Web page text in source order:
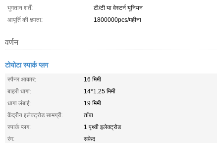
भुगतान शर्तें:
टी/टी या वेस्टर्न यूनियन
आपूर्ति की क्षमता:
1800000pcs/महीना
वर्णन
टोयोटा स्पार्क प्लग
स्पैनर आकार:
16 मिमी
बाहरी धागा:
14*1.25 मिमी
धागा लंबाई:
19 मिमी
केंद्रीय इलेक्ट्रोड सामग्री:
ताँबा
स्पार्क प्लग:
1 पृथ्वी इलेक्ट्रोड
रंग:
सफ़ेद